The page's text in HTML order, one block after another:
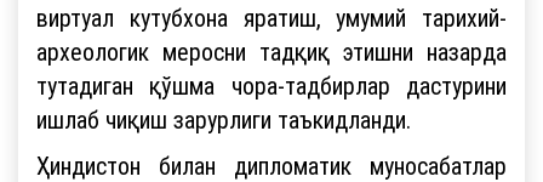
виртуал кутубхона яратиш, умумий тарихий-
археологик меросни тадқиқ этишни назарда
тутадиган қўшма чора-тадбирлар дастурини
ишлаб чиқиш зарурлиги таъкидланди.
Ҳиндистон билан дипломатик муносабатлар